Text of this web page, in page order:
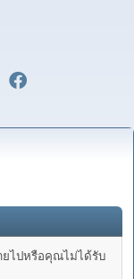
ไปหรือคุณไม่ได้รับ